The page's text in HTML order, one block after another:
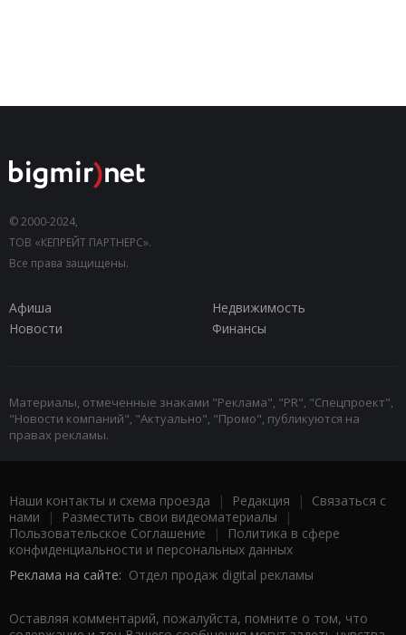
© 2000-2024,
ТОВ «КЕПРЕЙТ ПАРТНЕРС».
Все права защищены.
Афиша
Недвижимость
Новости
Финансы
Материалы, отмеченные знаками "Реклама", "PR", "Спецпроект",
"Новости компаний", "Актуально", "Промо", публикуются на
правах рекламы.
Наши контакты и схема проезда | Редакция | Связаться с
нами | Разместить свои видеоматериалы |
Пользовательское Соглашение |
Политика в сфере
конфиденциальности и персональных данных
Реклама на сайте: Отдел продаж digital рекламы
Оставляя комментарий, пожалуйста, помните о том, что